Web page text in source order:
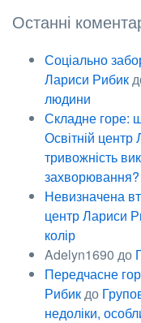
Останні
Соціально
Лариси Рибик
людини
Складне горе:
Освітній
тривожність
захворювання?
Невизначена
центр Лариси
колір
Adelyn1690 до
Передчасне
Рибик до
недоліки,